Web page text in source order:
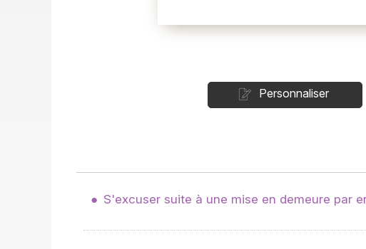
Personnaliser
S'excuser suite à une mise en demeure par